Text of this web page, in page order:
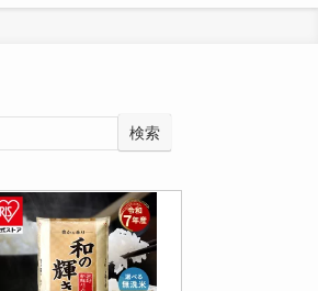
検索